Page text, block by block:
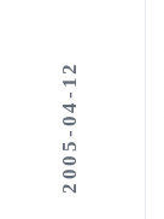
2005-04-12